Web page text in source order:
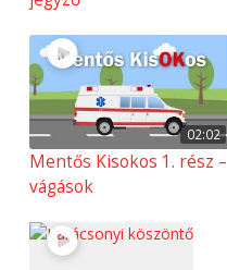
02:02
Mentős Kisokos 1. rész –
vágások